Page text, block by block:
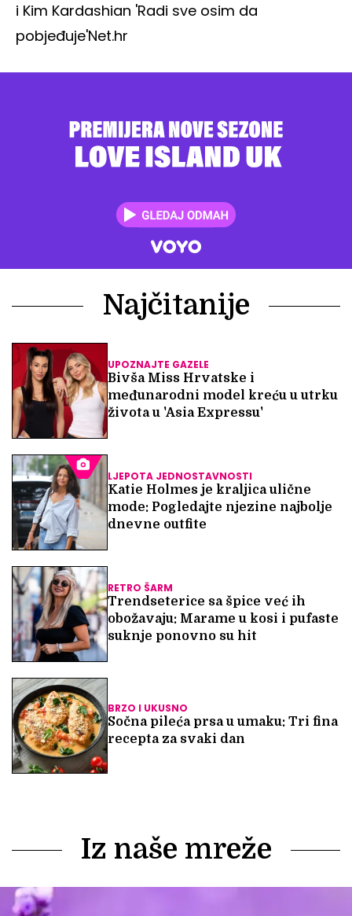
i Kim Kardashian 'Radi sve osim da
pobjeđuje'Net.hr
Najčitanije
UPOZNAJTE GAZELE
Bivša Miss Hrvatske i
međunarodni model kreću u utrku
života u 'Asia Expressu'
LJEPOTA JEDNOSTAVNOSTI
Katie Holmes je kraljica ulične
mode: Pogledajte njezine najbolje
dnevne outfite
RETRO ŠARM
Trendseterice sa špice već ih
obožavaju: Marame u kosi i pufaste
suknje ponovno su hit
BRZO I UKUSNO
Sočna pileća prsa u umaku: Tri fina
recepta za svaki dan
Iz naše mreže